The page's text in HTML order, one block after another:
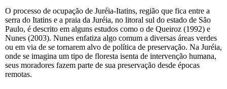
O processo de ocupação de Juréia-Itatins, região que fica entre a
serra do Itatins e a praia da Juréia, no litoral sul do estado de São
Paulo, é descrito em alguns estudos como o de Queiroz (1992) e
Nunes (2003). Nunes enfatiza algo comum a diversas áreas verdes
ou em via de se tornarem alvo de política de preservação. Na Juréia,
onde se imagina um tipo de floresta isenta de intervenção humana,
seus moradores fazem parte de sua preservação desde épocas
remotas.